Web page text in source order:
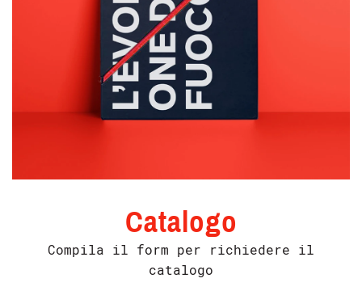
Catalogo
Compila il form per richiedere il
catalogo